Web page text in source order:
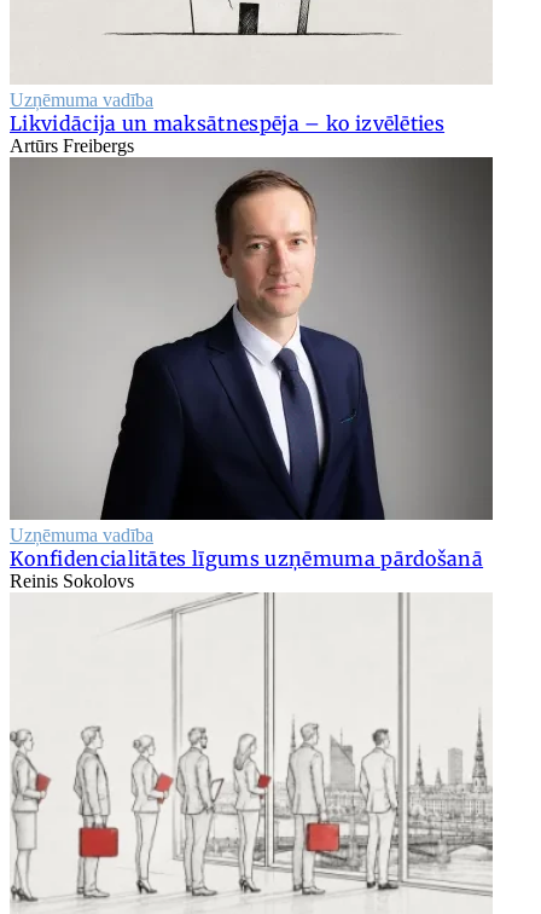
Uzņēmuma vadība
Likvidācija un maksātnespēja – ko izvēlēties
Artūrs Freibergs
Uzņēmuma vadība
Konfidencialitātes līgums uzņēmuma pārdošanā
Reinis Sokolovs